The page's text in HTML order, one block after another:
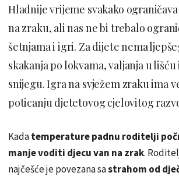
Hladnije vrijeme svakako
na zraku, ali nas ne bi trebalo
šetnjama i igri. Za dijete nema
skakanja po lokvama, valjanja u
snijegu. Igra na svježem zraku ima
poticanju djetetovog cjelovitog
Kadatemperature padnu roditelji
manje voditi djecu van na zrak.
najčešće je povezana sastrahom od